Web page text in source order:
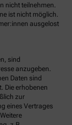
nicht teilnehmen.
ist nicht möglich.
ausgelost
sind
anzugeben.
Daten sind
Die erhobenen
zur
eines Vertrages